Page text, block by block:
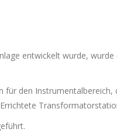
entwickelt wurde,
für den